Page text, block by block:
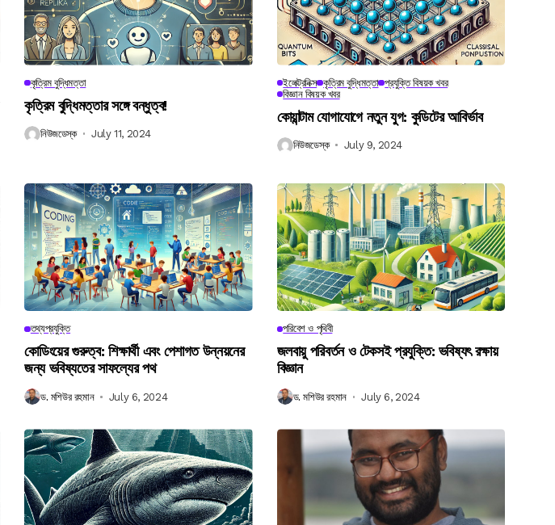
কৃত্রিম বুদ্ধিমত্তা
কৃত্রিম বুদ্ধিমত্তার সঙ্গে বন্ধুত্ব!
নিউজডেস্ক July 11, 2024
ইলেক্ট্রনিক্স কৃত্রিম বুদ্ধিমত্তা প্রযুক্তি বিষয়ক খবর
বিজ্ঞান বিষয়ক খবর
কোয়ান্টাম যোগাযোগে নতুন যুগ: কুডিটের আবির্ভাব
নিউজডেস্ক July 9, 2024
তথ্যপ্রযুক্তি
কোডিংয়ের গুরুত্ব: শিক্ষার্থী এবং পেশাগত উন্নয়নের
জন্য ভবিষ্যতের সাফল্যের পথ
ড. মশিউর রহমান July 6, 2024
পরিবেশ ও পৃথিবী
জলবায়ু পরিবর্তন ও টেকসই প্রযুক্তি: ভবিষ্যৎ রক্ষায়
বিজ্ঞান
ড. মশিউর রহমান July 6, 2024